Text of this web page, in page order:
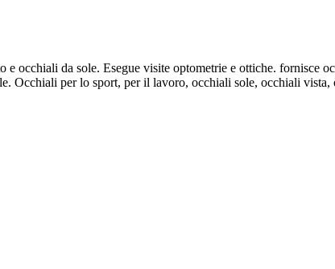
occhiali da sole. Esegue visite optometrie e ottiche. fornisce
Occhiali per lo sport, per il lavoro, occhiali sole, occhiali